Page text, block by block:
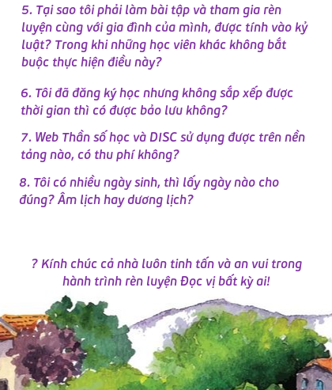
8. Tôi có nhiều ngày sinh, thì lấy ngày nào cho
đúng? Âm lịch hay dương lịch?
5. Tại sao tôi phải làm bài tập và tham gia rèn
luyện cùng với gia đình của mình, được tính vào kỷ
luật? Trong khi những học viên khác không bắt
buộc thực hiện điều này?
6. Tôi đã đăng ký học nhưng không sắp xếp được
thời gian thì có được bảo lưu không?
7. Web Thần số học và DISC sử dụng được trên nền
tảng nào, có thu phí không?
? Kính chúc cả nhà luôn tinh tấn và an vui trong
hành trình rèn luyện Đọc vị bất kỳ ai!